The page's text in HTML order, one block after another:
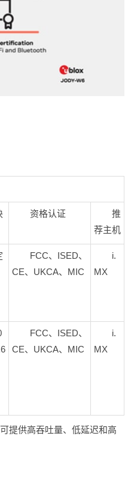
资格认证
推
荐主机
FCC、ISED、
CE、UKCA、MIC
i.
MX
FCC、ISED、
CE、UKCA、MIC
i.
MX
提供高吞吐量、低延迟和高